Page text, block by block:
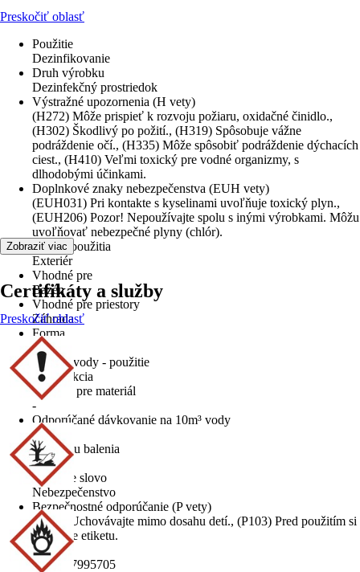
Preskočiť oblasť
Použitie
Dezinfikovanie
Druh výrobku
Dezinfekčný prostriedok
Výstražné upozornenia (H vety)
(H272) Môže prispieť k rozvoju požiaru, oxidačné činidlo.,
(H302) Škodlivý po požití., (H319) Spôsobuje vážne
podráždenie očí., (H335) Môže spôsobiť podráždenie dýchacích
ciest., (H410) Veľmi toxický pre vodné organizmy, s
dlhodobými účinkami.
Doplnkové znaky nebezpečenstva (EUH vety)
(EUH031) Pri kontakte s kyselinami uvoľňuje toxický plyn.,
(EUH206) Pozor! Nepoužívajte spolu s inými výrobkami. Môžu
uvoľňovať nebezpečné plyny (chlór).
Oblasť použitia
Exteriér
Vhodné pre
Bazén
Vhodné pre priestory
Záhrada
Forma
Tablety
Úprava vody - použitie
Dezinfekcia
Vhodné pre materiál
-
Odporúčané dávkovanie na 10m³ vody
1
Súčasťou balenia
x
Signálne slovo
Nebezpečenstvo
Bezpečnostné odporúčanie (P vety)
(P102) Uchovávajte mimo dosahu detí., (P103) Pred použitím si
prečítajte etiketu.
EAN
8590517995705
Zobraziť viac
Certifikáty a služby
Preskočiť oblasť